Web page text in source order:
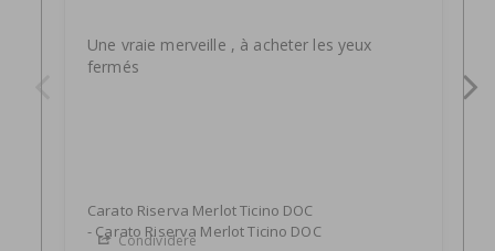
Une vraie merveille , à acheter les yeux
fermés
Carato Riserva Merlot Ticino DOC
Carato Riserva Merlot Ticino DOC
Condividere